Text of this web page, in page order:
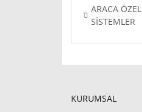
ARACA ÖZEL
SİSTEMLER
KURUMSAL